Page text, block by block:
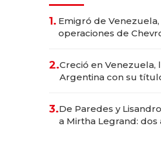
1. Emigró de
operaciones de
2.Creció en Venezuela,
Argentina con su
las marcas "fast
3.De Paredes y
a Mirtha Legrand: dos